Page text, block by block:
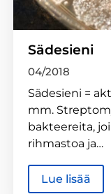
Sädesieni
04/2018
Sädesieni =
mm.
bakteereita,
rihmastoa ja…
Lue lisää